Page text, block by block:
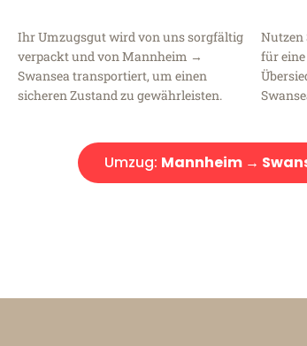
Ihr Umzugsgut wird von uns sorgfältig
verpackt und von Mannheim →
Swansea transportiert, um einen
sicheren Zustand zu gewährleisten.
Nutzen
für
Umzug: Mannheim →